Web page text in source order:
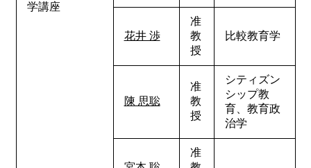
学講座
花井 渉
准
教
授
比較教育学
陳 思聡
准
教
授
シティズン
シップ教
育、教育政
治学
准